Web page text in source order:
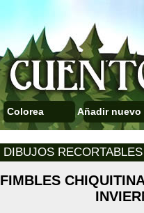
Colorea Añadir nuevo
DIBUJOS
FIMBLES